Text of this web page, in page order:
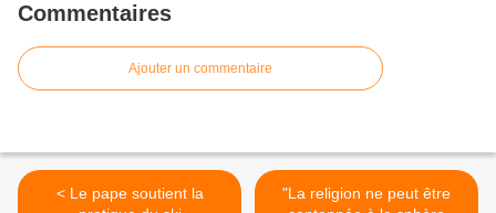
Commentaires
Ajouter un commentaire
< Le pape soutient la
"La religion ne peut être